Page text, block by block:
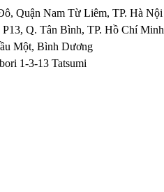
Quận Nam Từ Liêm, TP. Hà Nội
Q. Tân Bình, TP. Hồ Chí Minh
Một, Bình Dương
1-3-13 Tatsumi